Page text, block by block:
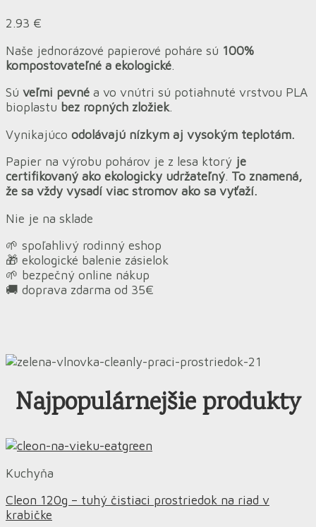
2.93 €
Naše jednorázové papierové poháre sú 100%
kompostovateľné a ekologické.
Sú veľmi pevné a vo vnútri sú potiahnuté vrstvou PLA
bioplastu bez ropných zložiek.
Vynikajúco odolávajú nízkym aj vysokým teplotám.
Papier na výrobu pohárov je z lesa ktorý je
certifikovaný ako ekologicky udržateľný. To znamená,
že sa vždy vysadí viac stromov ako sa vyťaží.
Nie je na sklade
🌱 spoľahlivý rodinný eshop
🎁 ekologické balenie zásielok
🌱 bezpečný online nákup
🚚 doprava zdarma od 35€
Najpopulárnejšie produkty
Kuchyňa
Cleon 120g – tuhý čistiaci prostriedok na riad v
krabičke